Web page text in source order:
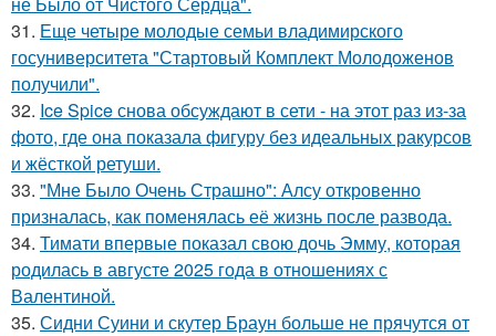
31. Еще четыре молодые семьи владимирского
госуниверситета "Стартовый Комплект Молодоженов
получили".
32. Ice Spice снова обсуждают в сети - на этот раз из-за
фото, где она показала фигуру без идеальных ракурсов
и жёсткой ретуши.
33. "Мне Было Очень Страшно": Алсу откровенно
призналась, как поменялась её жизнь после развода.
34. Тимати впервые показал свою дочь Эмму, которая
родилась в августе 2025 года в отношениях с
Валентиной.
35. Сидни Суини и скутер Браун больше не прячутся от